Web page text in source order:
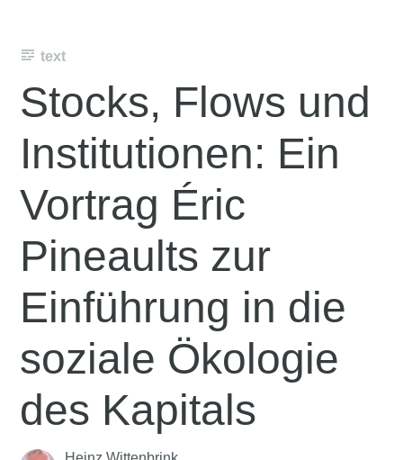
text
Stocks, Flows und
Institutionen: Ein
Vortrag Éric
Pineaults zur
Einführung in die
soziale Ökologie
des Kapitals